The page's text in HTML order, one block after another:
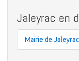
Jaleyrac en
Mairie de